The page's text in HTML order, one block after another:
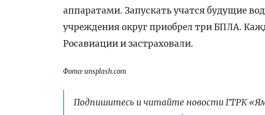
аппаратами. Запускать учатся будущие
учреждения округ приобрел три БПЛА.
Росавиации и застраховали.
Фото: unsplash.com
Подпишитесь и читайте новости ГТРК